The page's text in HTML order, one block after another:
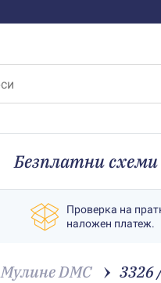
Безплатни схеми
Проверка на
наложен платеж.
Мулине DMC 3326